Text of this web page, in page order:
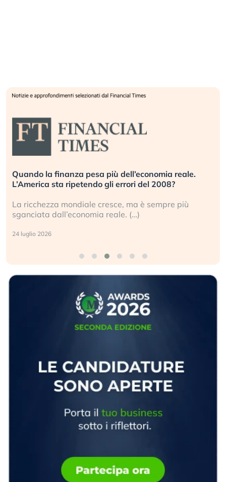
Quando la finanza pesa più dell’economia reale.
L’America sta ripetendo gli errori del 2008?
La ricchezza mondiale cresce, ma è sempre più
sganciata dall’economia reale. (…)
24 luglio 2026